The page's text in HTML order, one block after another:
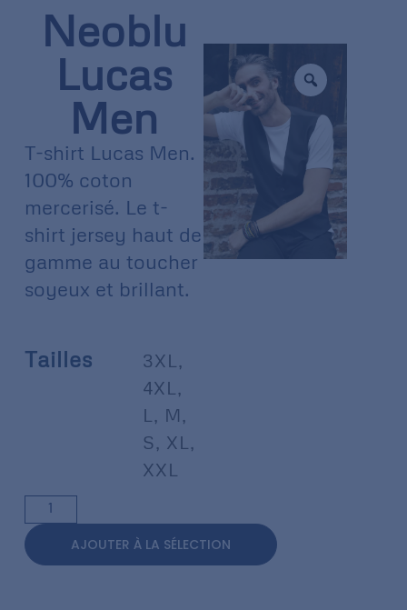
Neoblu
Lucas
Men
T-shirt Lucas Men.
100% coton
mercerisé. Le t-
shirt jersey haut de
gamme au toucher
soyeux et brillant.
Tailles 3XL ,
4XL ,
L , M ,
S , XL ,
XXL
AJOUTER À LA SÉLECTION